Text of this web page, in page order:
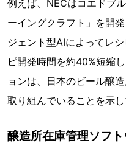
例えば、NECはコエドブ
ーイングクラフト」を開
ジェント型AIによってレ
ピ開発時間を約40%短縮
ョンは、日本のビール醸
取り組んでいることを示し
醸造所在庫管理ソフ